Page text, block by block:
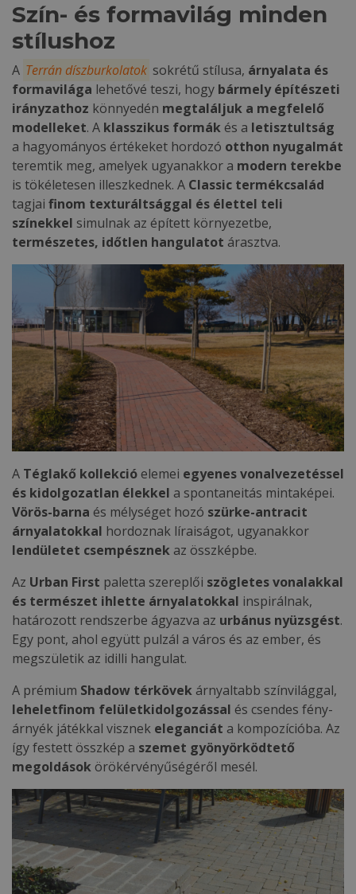
Szín- és formavilág minden
stílushoz
A Terrán díszburkolatok sokrétű stílusa, árnyalata és
formavilága lehetővé teszi, hogy bármely építészeti
irányzathoz könnyedén megtaláljuk a megfelelő
modelleket. A klasszikus formák és a letisztultság
a hagyományos értékeket hordozó otthon nyugalmát
teremtik meg, amelyek ugyanakkor a modern terekbe
is tökéletesen illeszkednek. A Classic termékcsalád
tagjai finom texturáltsággal és élettel teli
színekkel simulnak az épített környezetbe,
természetes, időtlen hangulatot árasztva.
A Téglakő kollekció elemei egyenes vonalvezetéssel
és kidolgozatlan élekkel a spontaneitás mintaképei.
Vörös-barna és mélységet hozó szürke-antracit
árnyalatokkal hordoznak líraiságot, ugyanakkor
lendületet csempésznek az összképbe.
Az Urban First paletta szereplői szögletes vonalakkal
és természet ihlette árnyalatokkal inspirálnak,
határozott rendszerbe ágyazva az urbánus nyüzsgést.
Egy pont, ahol együtt pulzál a város és az ember, és
megszületik az idilli hangulat.
A prémium Shadow térkövek árnyaltabb színvilággal,
leheletfinom felületkidolgozással és csendes fény-
árnyék játékkal visznek eleganciát a kompozícióba. Az
így festett összkép a szemet gyönyörködtető
megoldások örökérvényűségéről mesél.